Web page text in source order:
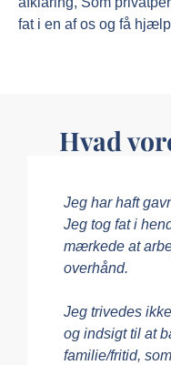
fat i en af os og få
Hvad
Jeg har haft
Jeg tog fat i
mærkede at
overhånd.
Jeg trivedes
og indsigt til at
familie/fritid,